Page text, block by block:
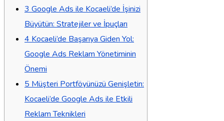
3 Google Ads ile Kocaeli’de İşinizi
Büyütün: Stratejiler ve İpuçları
4 Kocaeli’de Başarıya Giden Yol:
Google Ads Reklam Yönetiminin
Önemi
5 Müşteri Portföyünüzü Genişletin:
Kocaeli’de Google Ads ile Etkili
Reklam Teknikleri